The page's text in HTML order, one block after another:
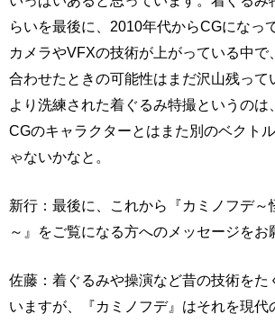
らいを最後に、2010年代からCGになっ
カメラやVFXの技術が上がっている中で
合わせたときの可能性はまだ沢山残って
より洗練された着ぐるみ特撮というのは
CGのキャラクターとはまた別のベクト
ゃないかなと。
新行：最後に、これから『カミノフデ～
～』をご覧になる方へのメッセージをお
佐藤：着ぐるみや操演など昔の技術をた
いますが、『カミノフデ』はそれを現代